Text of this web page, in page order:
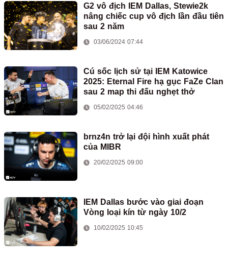
G2 vô địch IEM Dallas, Stewie2k
nâng chiếc cup vô địch lần đầu tiên
sau 2 năm
03/06/2024 07:44
Cú sốc lịch sử tại IEM Katowice
2025: Eternal Fire hạ gục FaZe Clan
sau 2 map thi đấu nghẹt thở
05/02/2025 04:46
brnz4n trở lại đội hình xuất phát
của MIBR
20/02/2025 09:00
IEM Dallas bước vào giai đoạn
Vòng loại kín từ ngày 10/2
10/02/2025 10:45